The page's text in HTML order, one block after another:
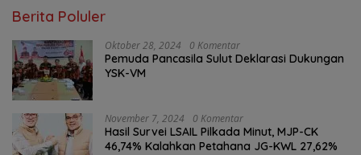
Berita Poluler
Oktober 28, 2024 0 Komentar
Pemuda Pancasila Sulut Deklarasi Dukungan
YSK-VM
November 7, 2024 0 Komentar
Hasil Survei LSAIL Pilkada Minut, MJP-CK
46,74% Kalahkan Petahana JG-KWL 27,62%